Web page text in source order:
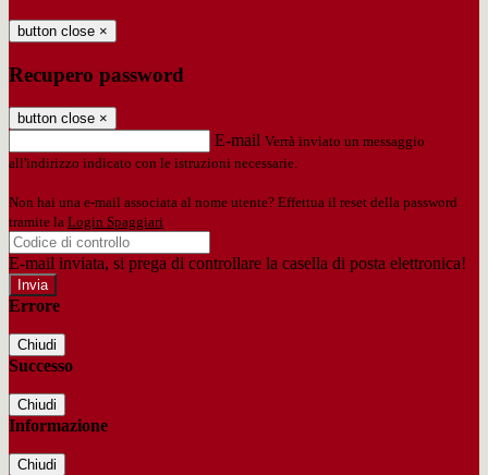
button close ×
Recupero password
button close ×
E-mail Verrà inviato un messaggio
all'indirizzo indicato con le istruzioni necessarie.
Non hai una e-mail associata al nome utente? Effettua il reset della password
tramite la Login Spaggiari
E-mail inviata, si prega di controllare la casella di posta elettronica!
Errore
Chiudi
Successo
Chiudi
Informazione
Chiudi